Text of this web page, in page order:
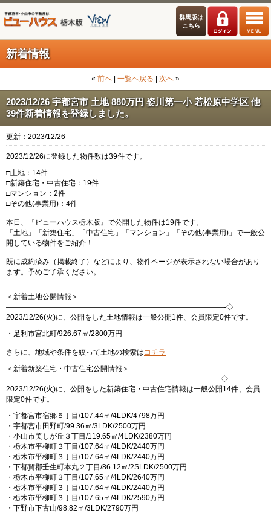
群馬版は
こちら
新着情報
« 前へ 一覧へ戻る 次へ »
2023/12/26 宇都宮市 土地 880万円 姿川第一小 若松原中学区 他
39件新着情報を登録しました。
更新：2023/12/26
2023/12/26に登録した物件数は39件です。
□土地：14件
□新築住宅・中古住宅：19件
□マンション：2件
□その他(事業用)：4件
本日、『ビューハウス栃木版』で公開した物件は19件です。
「土地」「新築住宅」「中古住宅」「マンション」「その他(事業用)」で一般公
開している物件をご紹介！
既に成約済み（掲載終了）などにより、物件ページが表示されない場合があり
ます。予めご了承ください。
＜新着土地公開情報＞
——————————————————————————————-◇
2023/12/26(火)に、公開をした土地情報は一般公開1件、会員限定0件です。
・足利市宮北町/926.67㎡/2800万円
さらに、地域や条件を絞って土地の検索はコチラ
＜新着新築住宅・中古住宅公開情報＞
—————————————————————————————–◇
2023/12/26(火)に、公開をした新築住宅・中古住宅情報は一般公開14件、会員
限定0件です。
・宇都宮市宿郷５丁目/107.44㎡/4LDK/4798万円
・宇都宮市田野町/99.36㎡/3LDK/2500万円
・小山市美しが丘３丁目/119.65㎡/4LDK/2380万円
・栃木市平柳町３丁目/107.64㎡/4LDK/2440万円
・栃木市平柳町３丁目/107.64㎡/4LDK/2440万円
・下都賀郡壬生町本丸２丁目/86.12㎡/2SLDK/2500万円
・栃木市平柳町３丁目/107.65㎡/4LDK/2640万円
・栃木市平柳町３丁目/107.64㎡/4LDK/2440万円
・栃木市平柳町３丁目/107.65㎡/4LDK/2590万円
・下野市下古山/98.82㎡/3LDK/2790万円